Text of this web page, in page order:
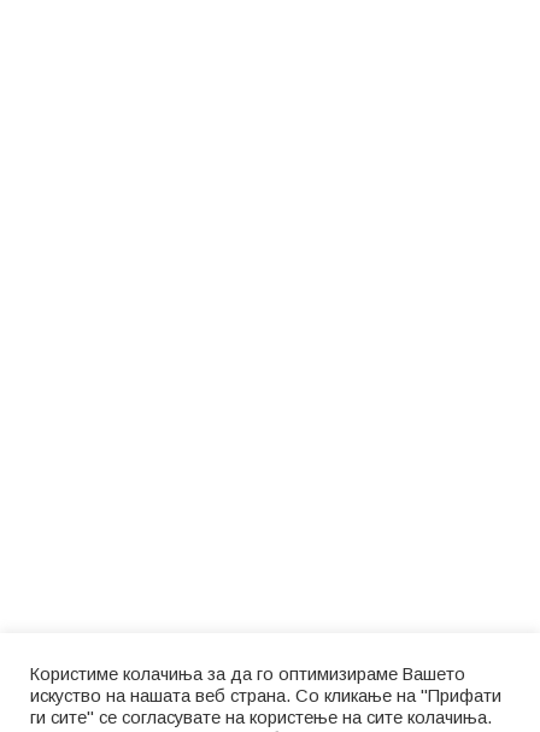
Користиме колачиња за да го оптимизираме Вашето
искуство на нашата веб страна. Со кликање на "Прифати
ги сите" се согласувате на користење на сите колачиња.